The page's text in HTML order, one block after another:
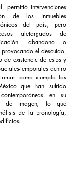
permitió intervenciones
de los inmuebles
del país, pero
aletargados de
abandono o
el descuido,
existencia de estos y
temporales dentro
como ejemplo los
que han sufrido
en su
de imagen, lo que
de la cronología,